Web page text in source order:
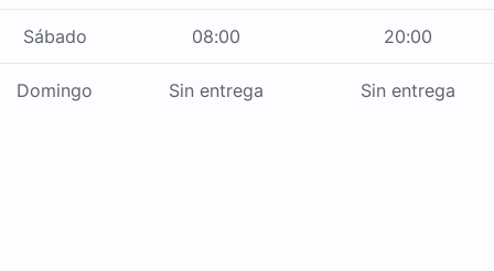
Sábado 08:00 20:00
Domingo Sin entrega Sin entrega